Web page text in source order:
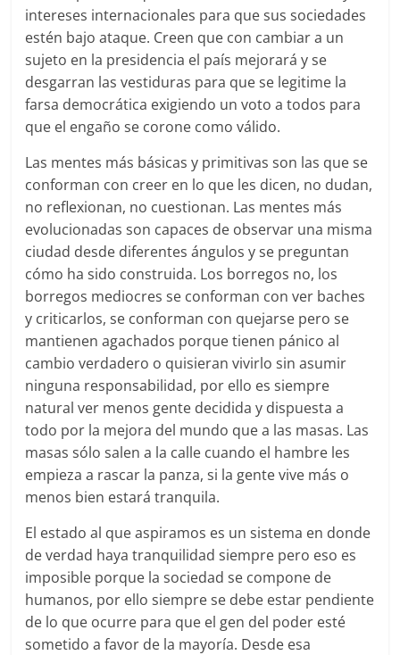
intereses internacionales para que sus sociedades
estén bajo ataque. Creen que con cambiar a un
sujeto en la presidencia el país mejorará y se
desgarran las vestiduras para que se legitime la
farsa democrática exigiendo un voto a todos para
que el engaño se corone como válido.
Las mentes más básicas y primitivas son las que se
conforman con creer en lo que les dicen, no dudan,
no reflexionan, no cuestionan. Las mentes más
evolucionadas son capaces de observar una misma
ciudad desde diferentes ángulos y se preguntan
cómo ha sido construida. Los borregos no, los
borregos mediocres se conforman con ver baches
y criticarlos, se conforman con quejarse pero se
mantienen agachados porque tienen pánico al
cambio verdadero o quisieran vivirlo sin asumir
ninguna responsabilidad, por ello es siempre
natural ver menos gente decidida y dispuesta a
todo por la mejora del mundo que a las masas. Las
masas sólo salen a la calle cuando el hambre les
empieza a rascar la panza, si la gente vive más o
menos bien estará tranquila.
El estado al que aspiramos es un sistema en donde
de verdad haya tranquilidad siempre pero eso es
imposible porque la sociedad se compone de
humanos, por ello siempre se debe estar pendiente
de lo que ocurre para que el gen del poder esté
sometido a favor de la mayoría. Desde esa